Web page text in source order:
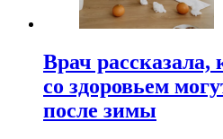
Врач
со здоровьем
после зимы